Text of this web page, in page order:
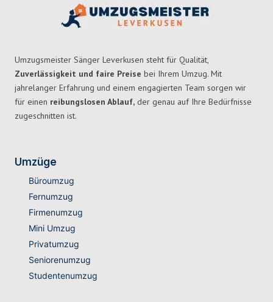
Umzugsmeister Sänger Leverkusen steht für Qualität,
Zuverlässigkeit und faire Preise bei Ihrem Umzug. Mit
jahrelanger Erfahrung und einem engagierten Team sorgen wir
für einen reibungslosen Ablauf, der genau auf Ihre Bedürfnisse
zugeschnitten ist.
Umzüge
Büroumzug
Fernumzug
Firmenumzug
Mini Umzug
Privatumzug
Seniorenumzug
Studentenumzug